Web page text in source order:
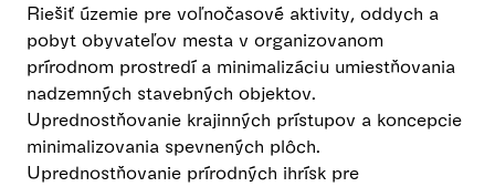
Riešiť územie pre voľnočasové aktivity, oddych a
pobyt obyvateľov mesta v organizovanom
prírodnom prostredí a minimalizáciu umiestňovania
nadzemných stavebných objektov.
Uprednostňovanie krajinných prístupov a koncepcie
minimalizovania spevnených plôch.
Uprednostňovanie prírodných ihrísk pre